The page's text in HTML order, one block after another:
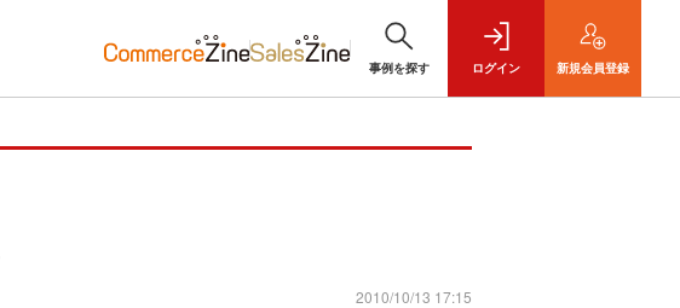
事例を探す ログイン 新規会員登録
2010/10/13 17:15